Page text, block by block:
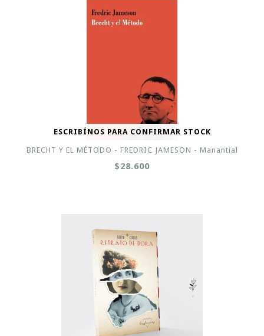
ESCRIBÍNOS PARA CONFIRMAR STOCK
BRECHT Y EL MÉTODO - FREDRIC JAMESON - Manantial
$28.600